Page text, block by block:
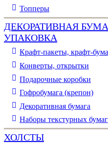
Топперы
ДЕКОРАТИВНАЯ
УПАКОВКА
Крафт-пакеты, крафт-
Конверты, открытки
Подарочные коробки
Гофробумага (крепон)
Декоративная бумага
Наборы текстурных бумаг
ХОЛСТЫ